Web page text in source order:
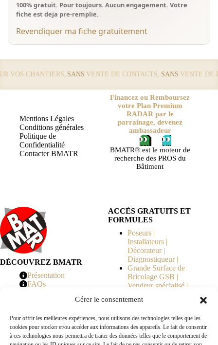
Gérer le consentement
Pour offrir les meilleures expériences, nous utilisons des technologies telles que les
cookies pour stocker et/ou accéder aux informations des appareils. Le fait de consentir
à ces technologies nous permettra de traiter des données telles que le comportement de
100% gratuit. Pour toujours. Aucun engagement. Votre
fiche est deja pre-remplie.
Revendiquer ma fiche gratuitement
CHANTIERS, SANSVENTE DE CONTACTS,SANSVENTE DE
Mentions Légales
Conditions générales
Politique de
Confidentialité
Contacter BMATR
Financez ou Remboursez
votre Plan Premium
RADAR par le
parrainage, devenez
ambassadeur
BMATR® est le moteur de
recherche des PROS du
Bâtiment
DÉCOUVREZ BMATR
Présentation
FAQs
ACCÈS GRATUITS ET
FORMULES
Poseurs |
Installateurs |
Décorateur |
Diagnostiqueur |
Grande Surface de
Bricolage GSB |
Vendeur spécialisé |
Copropriété | MOE |
en Travaux |
Fabricants | Marque |
© 2026 BMATR® — Tous droits réservés.